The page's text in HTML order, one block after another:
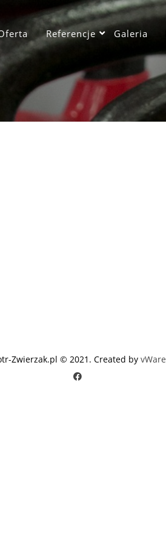
Referencje Galeria
Zwierzak.pl © 2021. Created by vWare